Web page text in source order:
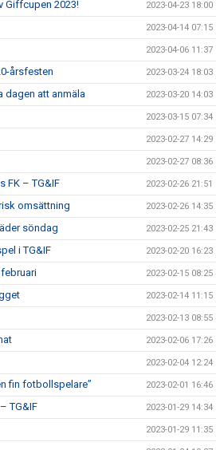
Giffcupen 2023! 2023-04-23 18:00
2023-04-14 07:15
2023-04-06 11:37
årsfesten 2023-03-24 18:03
dagen att anmäla 2023-03-20 14:03
2023-03-15 07:34
2023-02-27 14:29
2023-02-27 08:36
FK – TG&IF 2023-02-26 21:51
omsättning 2023-02-26 14:35
söndag 2023-02-25 21:43
i TG&IF 2023-02-20 16:23
2023-02-15 08:25
2023-02-14 11:15
2023-02-13 08:55
2023-02-06 17:26
2023-02-04 12:24
fin fotbollspelare” 2023-02-01 16:46
TG&IF 2023-01-29 14:34
2023-01-29 11:35